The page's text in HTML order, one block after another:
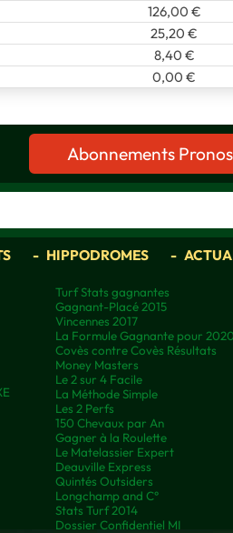
126,00 €
25,20 €
8,40 €
0,00 €
Abonnements
HIPPODROMES
Turf Stats gagnantes
Gagnant-Placé 2015
Vincennes 2017
La Formule Gagnante pour 2020
Covès contre Covès Résultats
Money Masters
Le 2 sur 4 Facile
La Méthode Simple
Les 2 Perfs
150 Chevaux par An
Gagner à la Roulette
Le Matelassier Expert
Deauville Express
Quintés Outsiders
Longchamp and C°
Stats Turf 2014
Dossier Confidentiel MI